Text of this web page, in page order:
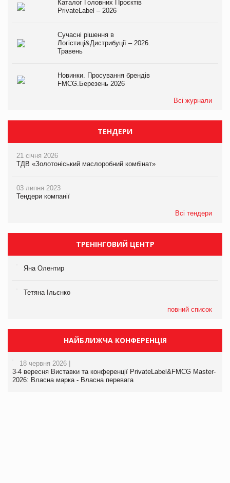
Каталог Головних Проєктів
PrivateLabel – 2026
Сучасні рішення в
Логістиці&Дистрибуції – 2026.
Травень
Новинки. Просування брендів
FMCG.Березень 2026
Всі журнали
ТЕНДЕРИ
21 січня 2026
ТДВ «Золотоніський маслоробний комбінат»
03 липня 2023
Тендери компанії
Всі тендери
ТРЕНІНГОВИЙ ЦЕНТР
Яна Олентир
Тетяна Ільєнко
повний список
НАЙБЛИЖЧА КОНФЕРЕНЦІЯ
18 червня 2026 |
3-4 вересня Виставки та конференції PrivateLabel&FMCG Master-
2026: Власна марка - Власна перевага